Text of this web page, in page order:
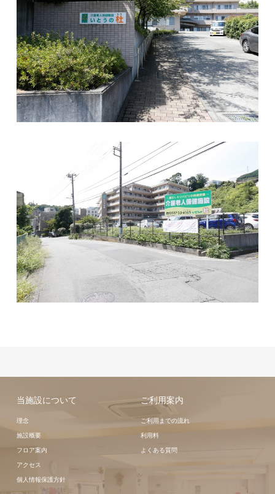
当施設について
理念
施設概要
フロア案内
アクセス
個人情報保護方針
ご利用案内
ご利用までの流れ
利用料
よくある質問